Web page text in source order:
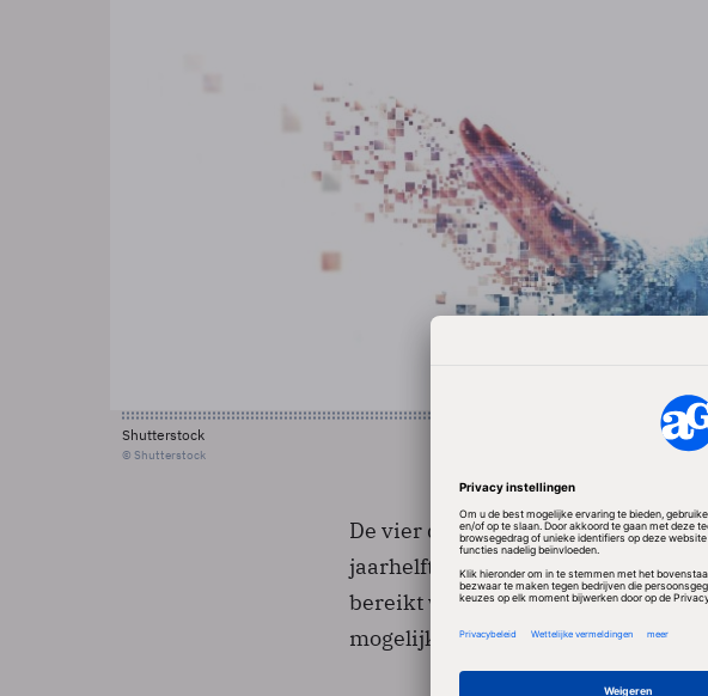
Shutterstock
© Shutterstock
De vier divisies van Docdata zijn
jaarhelft, aldus de onderneming.
bereikt worden. Aan groei door
mogelijke overnames moeten dit